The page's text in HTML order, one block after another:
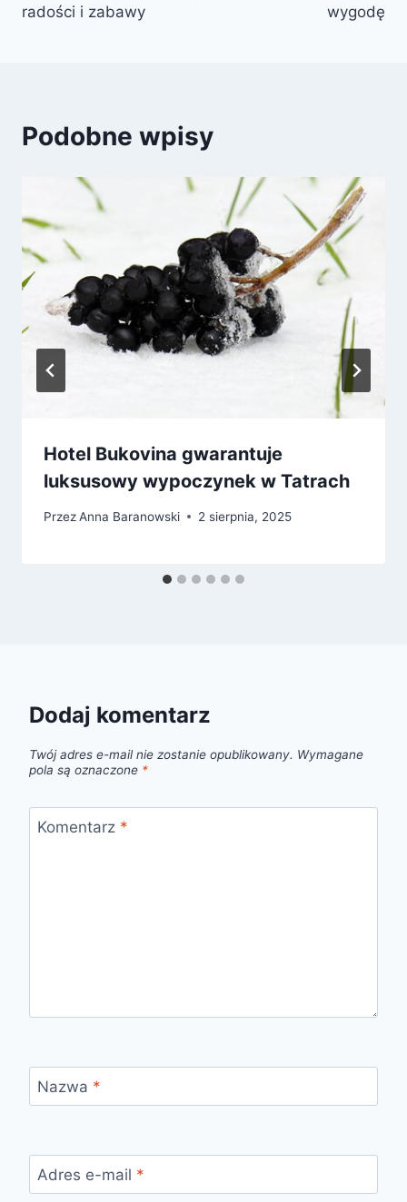
radości i zabawy
wygodę
Podobne wpisy
Hotel Bukovina gwarantuje
luksusowy wypoczynek w Tatrach
PrzezAnna Baranowski 2 sierpnia, 2025
Dodaj komentarz
Twój adres e-mail nie zostanie opublikowany. Wymagane
pola są oznaczone *
Komentarz *
Nazwa *
Adres e-mail *